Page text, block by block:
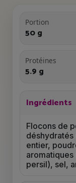
Portion
50 g
Protéines
5.9 g
Ingrédients
Flocons de
entier,
persil), sel,